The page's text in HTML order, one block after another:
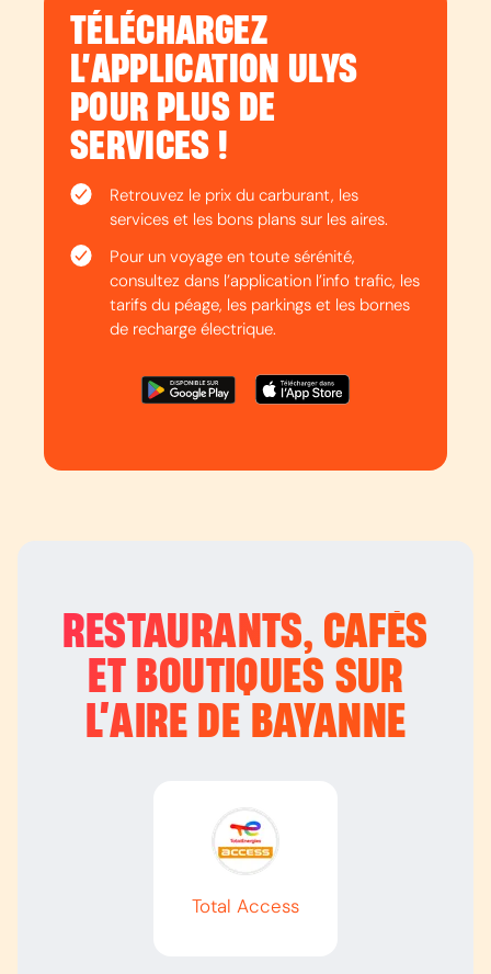
TÉLÉCHARGEZ
L’APPLICATION ULYS
POUR PLUS DE
SERVICES !
Retrouvez le prix du carburant, les
services et les bons plans sur les aires.
Pour un voyage en toute sérénité,
consultez dans l’application l’info trafic, les
tarifs du péage, les parkings et les bornes
de recharge électrique.
RESTAURANTS, CAFÉS
ET BOUTIQUES SUR
L’AIRE DE BAYANNE
Total Access